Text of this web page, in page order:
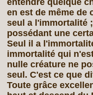
en est de même de
seul a l'immortalité
possédant une
Seul il a
immortalité qui
nulle créature ne
seul. C'est ce que
Toute grâce